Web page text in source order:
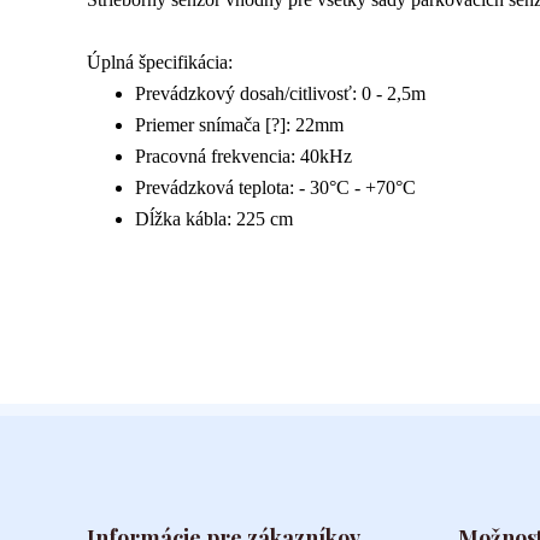
Úplná špecifikácia:
Prevádzkový dosah/citlivosť: 0 - 2,5m
Priemer snímača [?]: 22mm
Pracovná frekvencia: 40kHz
Prevádzková teplota: - 30°C - +70°C
Dĺžka kábla: 225 cm